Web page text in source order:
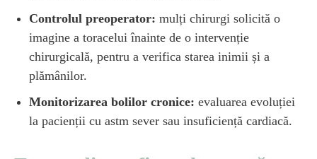
Controlul preoperator: mulți chirurgi solicită o
imagine a toracelui înainte de o intervenție
chirurgicală, pentru a verifica starea inimii și a
plămânilor.
Monitorizarea bolilor cronice: evaluarea evoluției
la pacienții cu astm sever sau insuficiență cardiacă.